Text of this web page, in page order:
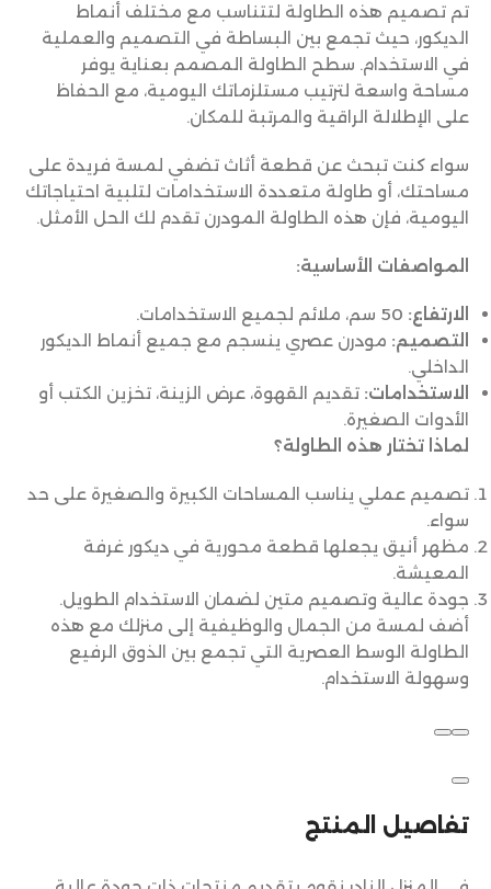
تفاصيل المنتج
تم تصميم هذه الطاولة لتتناسب مع مختلف أنماط
الديكور، حيث تجمع بين البساطة في التصميم والعملية
في الاستخدام. سطح الطاولة المصمم بعناية يوفر
مساحة واسعة لترتيب مستلزماتك اليومية، مع الحفاظ
على الإطلالة الراقية والمرتبة للمكان.
سواء كنت تبحث عن قطعة أثاث تضفي لمسة فريدة على
مساحتك، أو طاولة متعددة الاستخدامات لتلبية احتياجاتك
اليومية، فإن هذه الطاولة المودرن تقدم لك الحل الأمثل.
المواصفات الأساسية:
الارتفاع:
التصميم: مودرن عصري ينسجم مع جميع أنماط الديكور
الداخلي.
الاستخدامات: تقديم القهوة، عرض الزينة، تخزين الكتب أو
الأدوات الصغيرة.
لماذا تختار هذه الطاولة؟
تصميم عملي يناسب المساحات الكبيرة والصغيرة على حد
سواء.
مظهر أنيق يجعلها قطعة محورية في ديكور غرفة
المعيشة.
جودة عالية وتصميم متين لضمان الاستخدام الطويل.
أضف لمسة من الجمال والوظيفية إلى منزلك مع هذه
الطاولة الوسط العصرية التي تجمع بين الذوق الرفيع
وسهولة الاستخدام.